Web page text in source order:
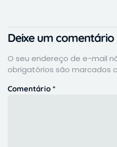
Deixe um comentário
O seu endereço de e-mail
obrigatórios são marcados
Comentário *